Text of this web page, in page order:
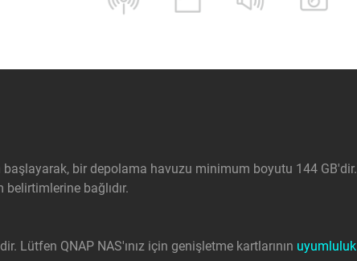
bir depolama havuzu minimum boyutu 144
bağlıdır.
Lütfen QNAP NAS'ınız için genişletme kartlarının